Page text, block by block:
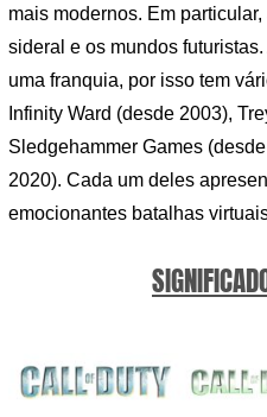
mais modernos. Em
sideral e os mundos
uma franquia, por isso tem
Infinity Ward (desde 2003),
Sledgehammer Games
2020). Cada um deles
emocionantes batalhas